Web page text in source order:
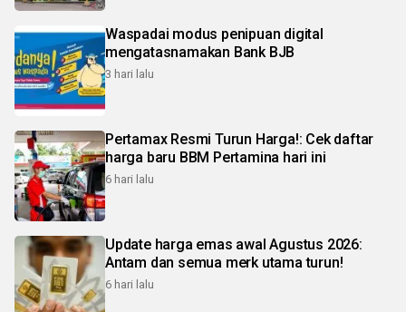
Waspadai modus penipuan digital
mengatasnamakan Bank BJB
3 hari lalu
Pertamax Resmi Turun Harga!: Cek daftar
harga baru BBM Pertamina hari ini
6 hari lalu
Update harga emas awal Agustus 2026:
Antam dan semua merk utama turun!
6 hari lalu